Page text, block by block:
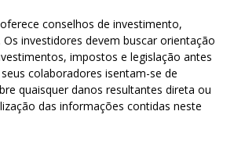
conselhos de investimento,
investidores devem buscar orientação
impostos e legislação antes
colaboradores isentam-se de
quaisquer danos resultantes direta ou
das informações contidas neste